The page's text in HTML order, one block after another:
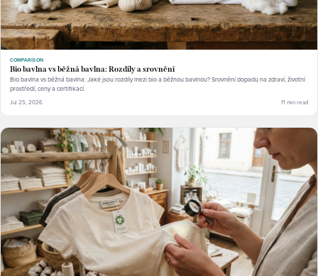
COMPARISON
Bio bavlna vs běžná bavlna: Rozdíly a srovnění
Bio bavlna vs běžná bavlna: Jaké jsou rozdíly mezi bio a běžnou bavlnou? Srovnění dopadu na zdraví, životní
prostředí, ceny a certifikací.
Jul 25, 2026 11 min read